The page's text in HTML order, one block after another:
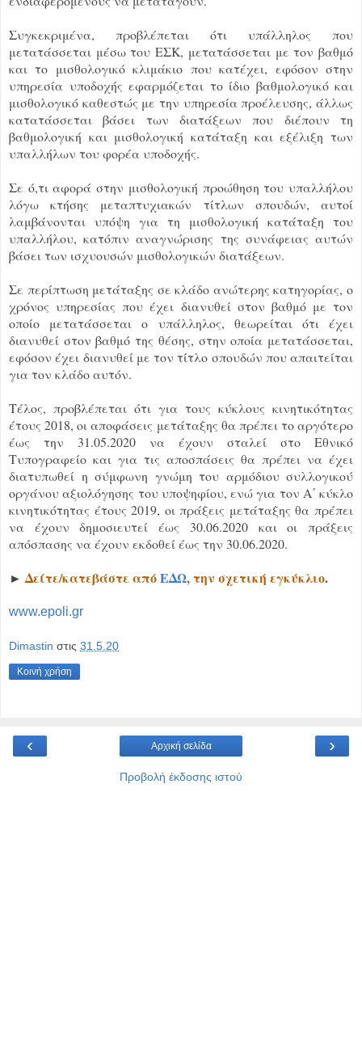
Συγκεκριμένα, προβλέπεται ότι υπάλληλος που
μετατάσσεται μέσω του ΕΣΚ, μετατάσσεται με τον βαθμό
και το μισθολογικό κλιμάκιο που κατέχει, εφόσον στην
υπηρεσία υποδοχής εφαρμόζεται το ίδιο βαθμολογικό και
μισθολογικό καθεστώς με την υπηρεσία προέλευσης, άλλως
κατατάσσεται βάσει των διατάξεων που διέπουν τη
βαθμολογική και μισθολογική κατάταξη και εξέλιξη των
υπαλλήλων του φορέα υποδοχής.
Σε ό,τι αφορά στην μισθολογική προώθηση του υπαλλήλου
λόγω κτήσης μεταπτυχιακών τίτλων σπουδών, αυτοί
λαμβάνονται υπόψη για τη μισθολογική κατάταξη του
υπαλλήλου, κατόπιν αναγνώρισης της συνάφειας αυτών
βάσει των ισχυουσών μισθολογικών διατάξεων.
Σε περίπτωση μετάταξης σε κλάδο ανώτερης κατηγορίας, ο
χρόνος υπηρεσίας που έχει διανυθεί στον βαθμό με τον
οποίο μετατάσσεται ο υπάλληλος, θεωρείται ότι έχει
διανυθεί στον βαθμό της θέσης, στην οποία μετατάσσεται,
εφόσον έχει διανυθεί με τον τίτλο σπουδών που απαιτείται
για τον κλάδο αυτόν.
Τέλος, προβλέπεται ότι για τους κύκλους κινητικότητας
έτους 2018, οι αποφάσεις μετάταξης θα πρέπει το αργότερο
έως την 31.05.2020 να έχουν σταλεί στο Εθνικό
Τυπογραφείο και για τις αποσπάσεις θα πρέπει να έχει
διατυπωθεί η σύμφωνη γνώμη του αρμόδιου συλλογικού
οργάνου αξιολόγησης του υποψηφίου, ενώ για τον Α΄ κύκλο
κινητικότητας έτους 2019, οι πράξεις μετάταξης θα πρέπει
να έχουν δημοσιευτεί έως 30.06.2020 και οι πράξεις
απόσπασης να έχουν εκδοθεί έως την 30.06.2020.
► Δείτε/κατεβάστε απόΕΔΩ, την σχετική εγκύκλιο.
www.epoli.gr
Dimastin στις 31.5.20
Κοινή χρήση
‹ ›
Αρχική σελίδα
Προβολή έκδοσης ιστού